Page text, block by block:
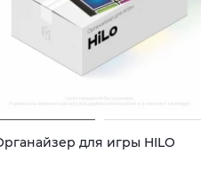
для игры HILO